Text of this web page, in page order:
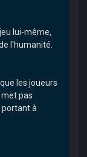
lui-même,
l'humanité.
les joueurs
pas
portant à